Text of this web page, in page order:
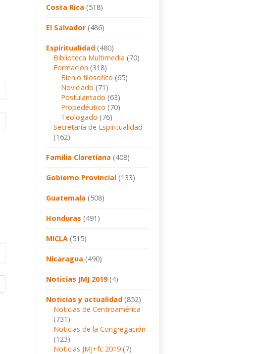
Costa Rica (518)
El Salvador(486)
Espiritualidad (480)
Biblioteca Multimedia (70)
Formación (318)
Bienio filosofico (65)
Noviciado (71)
Postulantado (63)
Propedéutico (70)
Teologado (76)
Secretaría de Espiritualidad
(162)
Familia Claretiana (408)
Gobierno Provincial (133)
Guatemala (508)
Honduras (491)
MICLA (515)
Nicaragua (490)
Noticias JMJ 2019(4)
Noticias y actualidad (852)
Noticias de Centroamérica
(731)
Noticias de la Congregación
(123)
Noticias JMJ+fc 2019 (7)